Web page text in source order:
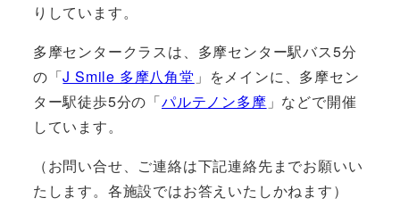
りしています。
多摩センタークラスは、多摩センター駅バス5分
の「J Smile 多摩八角堂 」をメインに、多摩セン
ター駅徒歩5分の「パルテノン多摩 」などで開催
しています。
（お問い合せ、ご連絡は下記連絡先までお願いい
たします。各施設ではお答えいたしかねます）